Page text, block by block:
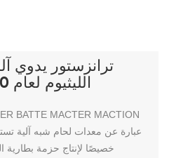
الليثيوم لعام 18650 حزمة البطارية
BATTE MACTER MACTION
خصيصًا لإنتاج حزمة بطارية